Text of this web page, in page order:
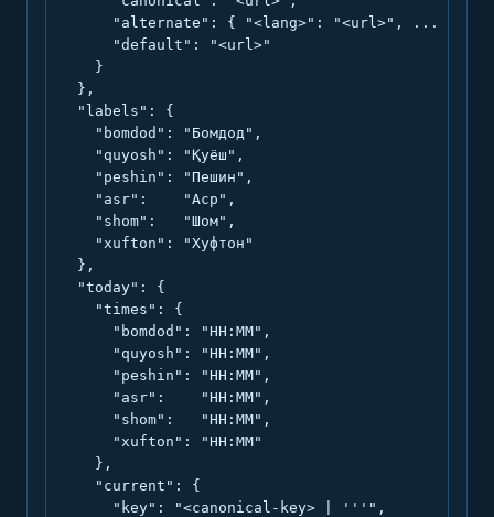
      "alternate": { "<lang>": "<url>", ... },
      "default": "<url>"
    }
  },
  "labels": {
    "bomdod": "Бомдод",
    "quyosh": "Қуёш",
    "peshin": "Пешин",
    "asr":    "Аср",
    "shom":   "Шом",
    "xufton": "Хуфтон"
  },
  "today": {
    "times": {
      "bomdod": "HH:MM",
      "quyosh": "HH:MM",
      "peshin": "HH:MM",
      "asr":    "HH:MM",
      "shom":   "HH:MM",
      "xufton": "HH:MM"
    },
    "current": {
      "key": "<canonical-key> | '''",